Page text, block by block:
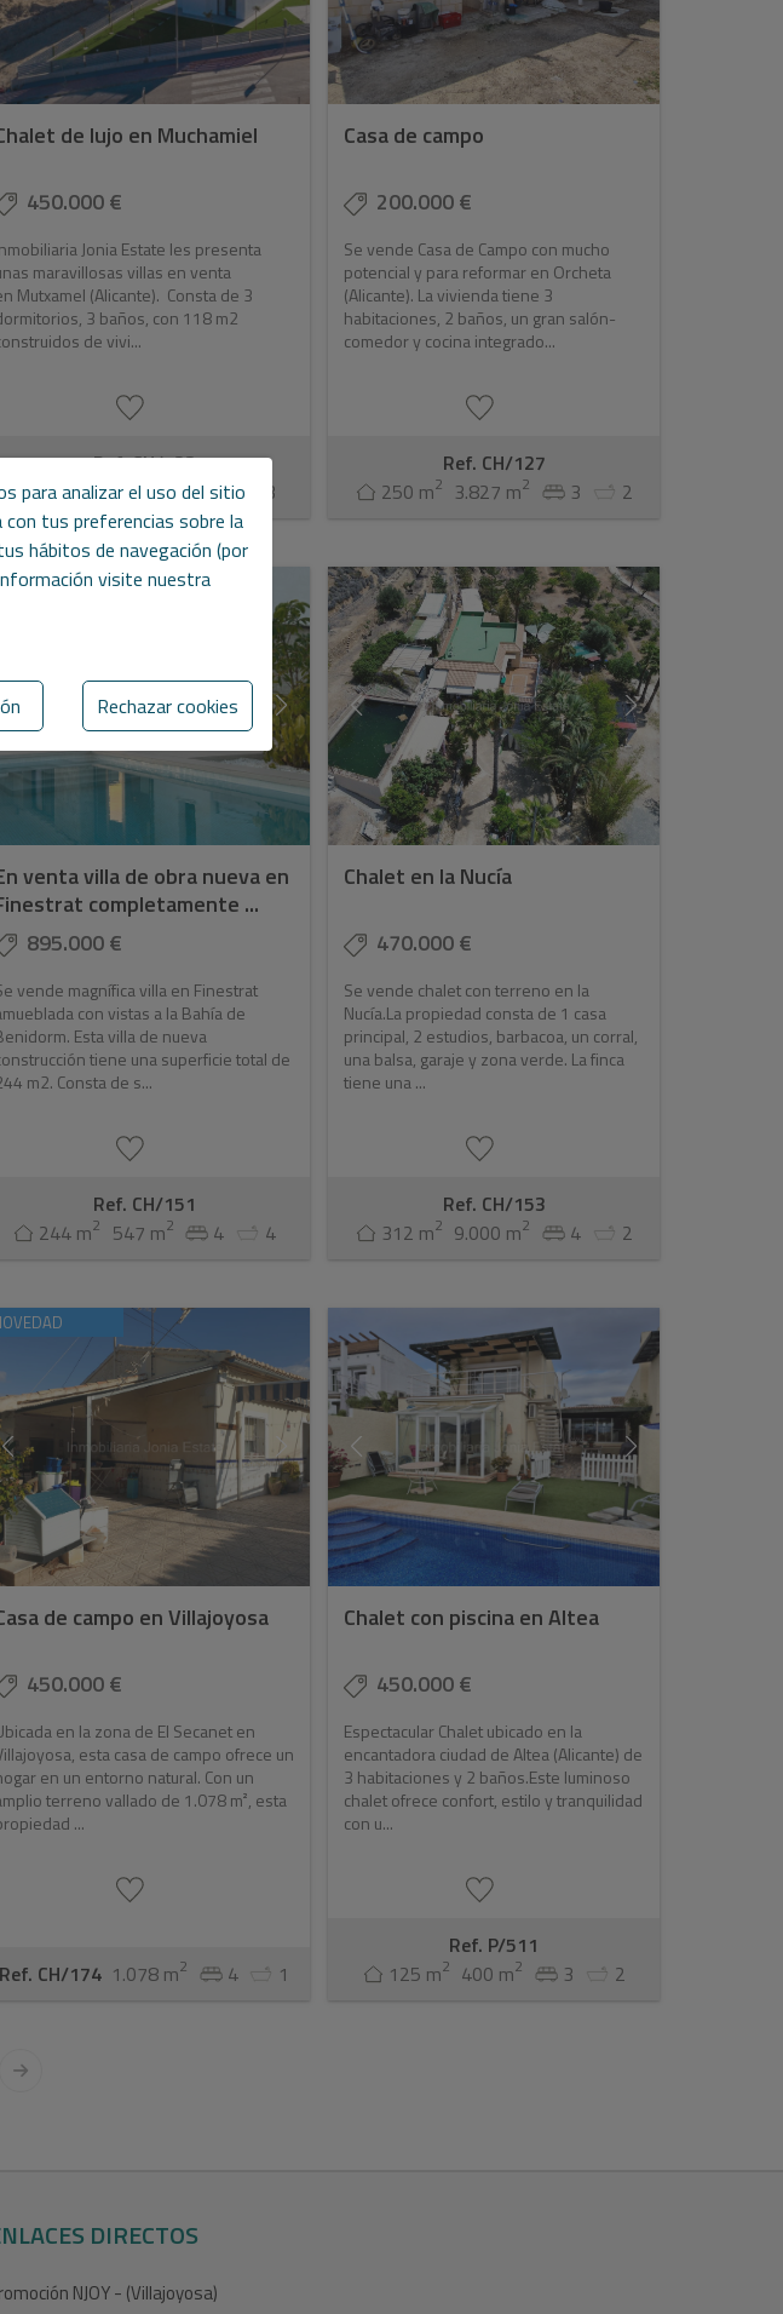
de lujo en Muchamiel
450.000 €
Jonia Estate les presenta
maravillosas villas en venta
Mutxamel (Alicante). Consta de 3
3 baños, con 118 m2
de vivi...
Ref. CH/123
119 m2 584 m2 3 3
Casa de campo
200.000 €
Se vende Casa de Campo con mucho
potencial y para reformar en Orcheta
(Alicante). La vivienda tiene 3
habitaciones, 2 baños, un gran salón-
comedor y cocina integrado...
Ref. CH/127
250 m2 3.827 m2 3 2
venta villa de obra nueva en
completamente ...
895.000 €
vende magnífica villa en Finestrat
con vistas a la Bahía de
Esta villa de nueva
tiene una superficie total de
m2. Consta de s...
Ref. CH/151
244 m2 547 m2 4 4
Chalet en la Nucía
470.000 €
Se vende chalet con terreno en la
Nucía.La propiedad consta de 1 casa
principal, 2 estudios, barbacoa, un corral,
una balsa, garaje y zona verde. La finca
tiene una ...
Ref. CH/153
312 m2 9.000 m2 4 2
de campo en Villajoyosa
450.000 €
en la zona de El Secanet en
esta casa de campo ofrece un
en un entorno natural. Con un
terreno vallado de 1.078 m², esta
...
Ref. CH/174 1.078 m2 4 1
Chalet con piscina en Altea
450.000 €
Espectacular Chalet ubicado en la
encantadora ciudad de Altea (Alicante) de
3 habitaciones y 2 baños.Este luminoso
chalet ofrece confort, estilo y tranquilidad
con u...
Ref. P/511
125 m2 400 m2 3 2
DIRECTOS
NJOY - (Villajoyosa)
para analizar el uso del sitio
tus preferencias sobre la
hábitos de navegación (por
visite nuestra
Rechazar cookies